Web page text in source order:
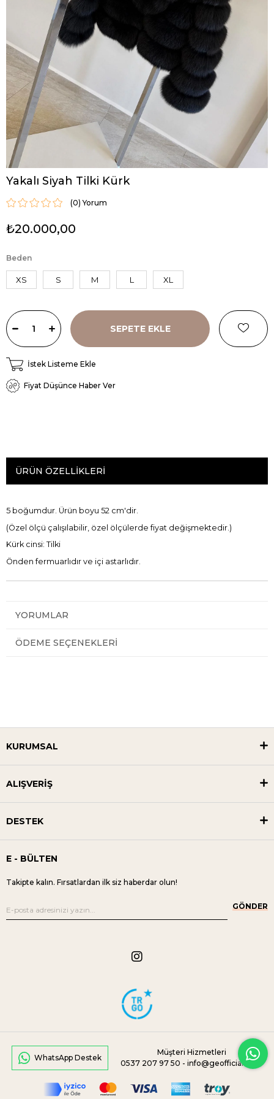
Yakalı Siyah Tilki Kürk
(0)
₺20.000,00
Beden
XS S M L XL
İstek Listeme Ekle
Fiyat Düşünce Haber Ver
ÜRÜN ÖZELLIKLERI
5 boğumdur. Ürün boyu 52 cm'dir.
(Özel ölçü çalışılabilir, özel ölçülerde fiyat değişmektedir.)
Kürk cinsi: Tilki
Önden fermuarlıdır ve içi astarlıdır.
YORUMLAR
ÖDEME SEÇENEKLERI
KURUMSAL
ALIŞVERİŞ
DESTEK
E - BÜLTEN
Takipte kalın. Fırsatlardan ilk siz haberdar olun!
GÖNDER
WhatsApp Destek
Müşteri Hizmetleri
0537 207 97 50 -info@geofficial.com